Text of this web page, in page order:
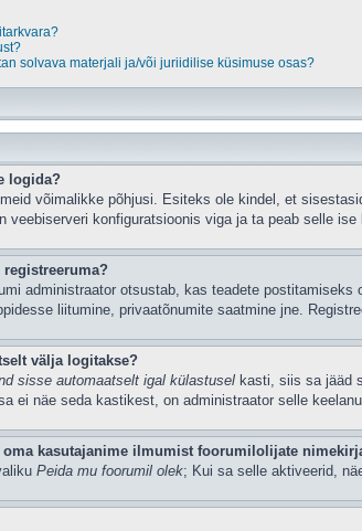
solvava materjali ja/või juriidilise küsimuse osas?
logida?
võimalikke põhjusi. Esiteks ole kindel, et
veebiserveri konfiguratsioonis viga ja ta peab selle ise
administraator otsustab, kas teadete
liitumine, privaatõnumite saatmine jne.
välja logitakse?
sisse automaatselt igal külastusel kasti, siis sa jääd
ei näe seda kastikest, on administraator selle
oma kasutajanime ilmumist foorumilolijate
Peida mu foorumil olek; Kui sa selle aktiveerid,